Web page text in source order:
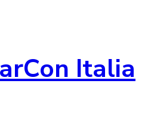
Italia